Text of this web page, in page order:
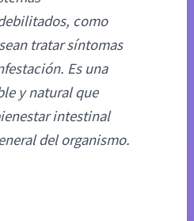
como
tratar síntomas
Es una
y natural que
intestinal
del organismo.